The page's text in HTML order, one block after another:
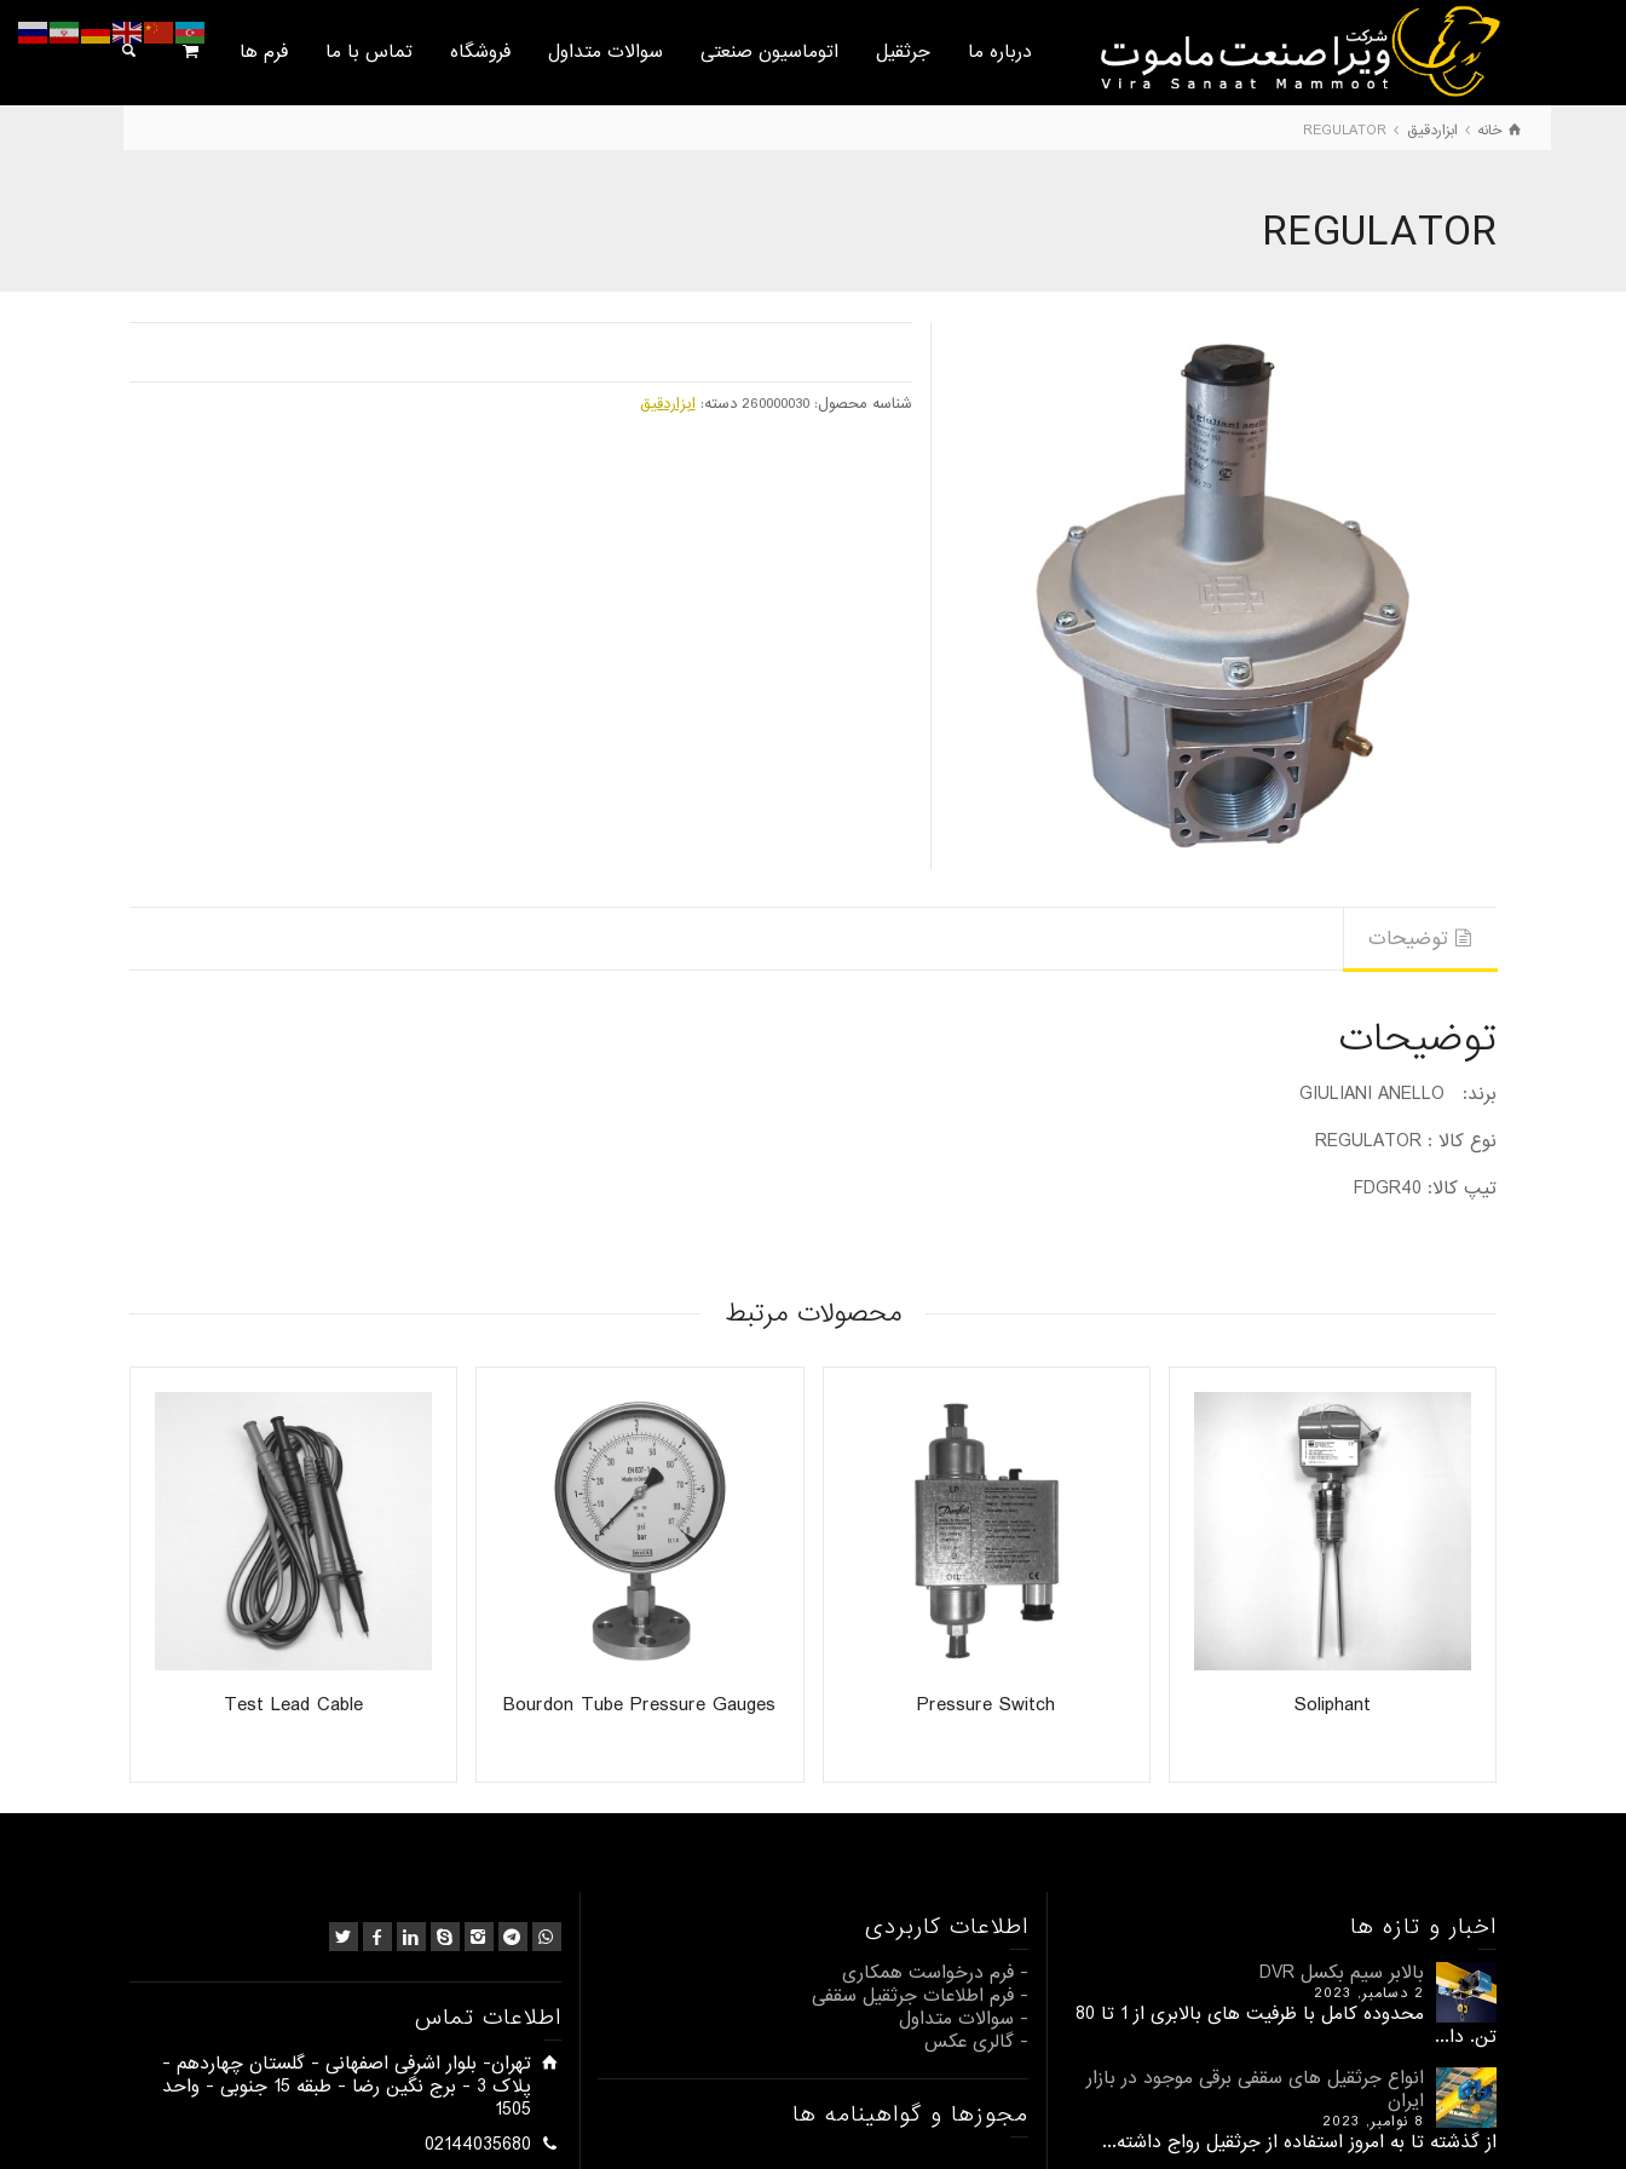
درباره ما جرثقیل اتوماسیون صنعتی سوالات متداول فروشگاه تماس با ما فرم ها
خانه ابزاردقیق REGULATOR
REGULATOR
شناسه محصول:260000030 دسته:ابزاردقیق
توضیحات
توضیحات
برند: GIULIANI ANELLO
نوع کالا : REGULATOR
تیپ کالا: FDGR40
محصولات مرتبط
Soliphant
Pressure Switch
Bourdon Tube Pressure Gauges
Test Lead Cable
اخبار و تازه ها
بالابر سیم بکسل DVR
2 دسامبر, 2023
محدوده کامل با ظرفیت های بالابری از 1 تا 80
تن. دا...
انواع جرثقیل های سقفی برقی موجود در بازار
ایران
8 نوامبر, 2023
از گذشته تا به امروز استفاده از جرثقیل رواج داشته...
اطلاعات کاربردی
- فرم درخواست همکاری
- فرم اطلاعات جرثقیل سقفی
- سوالات متداول
- گالری عکس
مجوزها و گواهینامه ها
اطلاعات تماس
​تهران- بلوار اشرفی اصفهانی - گلستان چهاردهم -
پلاک 3 - برج نگین رضا - طبقه 15 جنوبی - واحد
1505​
02144035680